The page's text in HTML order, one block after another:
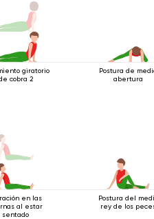
giratorio
cobra 2
Postura de
abertura
en las
al estar
sentado
Postura del
rey de los